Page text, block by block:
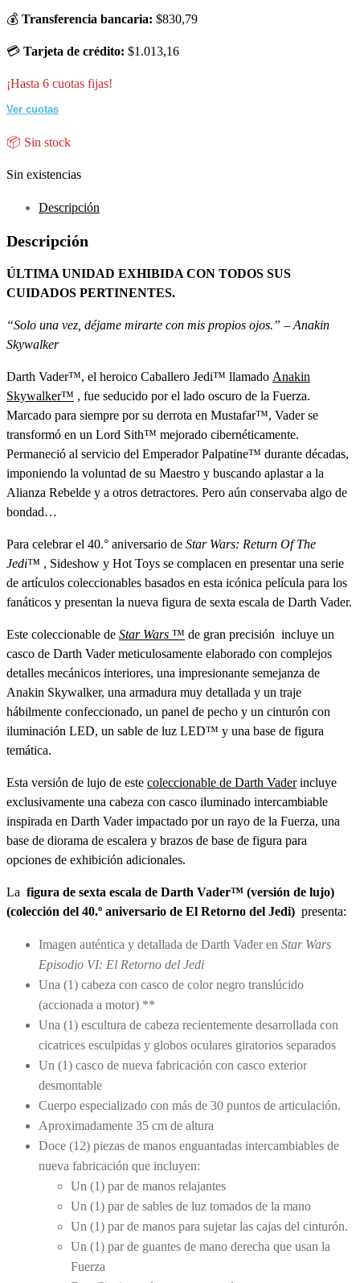
💰 Transferencia bancaria: $830,79
💳 Tarjeta de crédito: $1.013,16
¡Hasta 6 cuotas fijas!
Ver cuotas
📦 Sin stock
Sin existencias
Descripción
Descripción
ÚLTIMA UNIDAD EXHIBIDA CON TODOS SUS
CUIDADOS PERTINENTES.
“Solo una vez, déjame mirarte con mis propios ojos.” – Anakin
Skywalker
Darth Vader™, el heroico Caballero Jedi™ llamado Anakin
Skywalker™ , fue seducido por el lado oscuro de la Fuerza.
Marcado para siempre por su derrota en Mustafar™, Vader se
transformó en un Lord Sith™ mejorado cibernéticamente.
Permaneció al servicio del Emperador Palpatine™ durante décadas,
imponiendo la voluntad de su Maestro y buscando aplastar a la
Alianza Rebelde y a otros detractores. Pero aún conservaba algo de
bondad…
Para celebrar el 40.° aniversario de Star Wars: Return Of The
Jedi™ , Sideshow y Hot Toys se complacen en presentar una serie
de artículos coleccionables basados ​​en esta icónica película para los
fanáticos y presentan la nueva figura de sexta escala de Darth Vader.
Este coleccionable de Star Wars ™ de gran precisión incluye un
casco de Darth Vader meticulosamente elaborado con complejos
detalles mecánicos interiores, una impresionante semejanza de
Anakin Skywalker, una armadura muy detallada y un traje
hábilmente confeccionado, un panel de pecho y un cinturón con
iluminación LED, un sable de luz LED™ y una base de figura
temática.
Esta versión de lujo de este coleccionable de Darth Vaderincluye
exclusivamente una cabeza con casco iluminado intercambiable
inspirada en Darth Vader impactado por un rayo de la Fuerza, una
base de diorama de escalera y brazos de base de figura para
opciones de exhibición adicionales.
La figura de sexta escala de Darth Vader™ (versión de lujo)
(colección del 40.º aniversario de El Retorno del Jedi) presenta:
Imagen auténtica y detallada de Darth Vader en Star Wars
Episodio VI: El Retorno del Jedi
Una (1) cabeza con casco de color negro translúcido
(accionada a motor) **
Una (1) escultura de cabeza recientemente desarrollada con
cicatrices esculpidas y globos oculares giratorios separados
Un (1) casco de nueva fabricación con casco exterior
desmontable
Cuerpo especializado con más de 30 puntos de articulación.
Aproximadamente 35 cm de altura
Doce (12) piezas de manos enguantadas intercambiables de
nueva fabricación que incluyen:
Un (1) par de manos relajantes
Un (1) par de sables de luz tomados de la mano
Un (1) par de manos para sujetar las cajas del cinturón.
Un (1) par de guantes de mano derecha que usan la
Fuerza